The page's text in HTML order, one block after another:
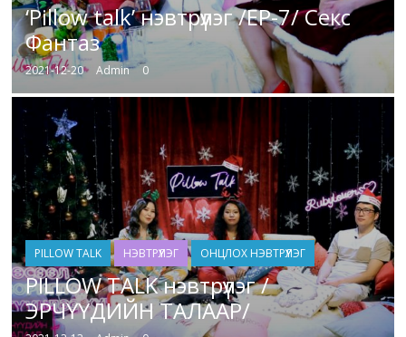
‘Pillow talk’ нэвтрүүлэг /EP-7/ Секс
Фантаз
2021-12-20 Admin 0
PILLOW TALK НЭВТРҮҮЛЭГ ОНЦЛОХ НЭВТРҮҮЛЭГ
PILLOW TALK нэвтрүүлэг /
ЭРЧҮҮДИЙН ТАЛААР/